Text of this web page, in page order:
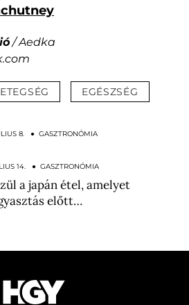
/ Aedka
EGÉSZSÉG
8. ● GASZTRONÓMIA
a bécsi…
14. ● GASZTRONÓMIA
a japán étel, amelyet
előtt…